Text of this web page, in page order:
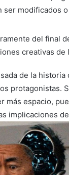
modificados
del final
creativas de
de la
protagonistas.
más espacio,
implicaciones